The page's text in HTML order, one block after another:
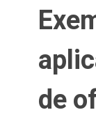
de